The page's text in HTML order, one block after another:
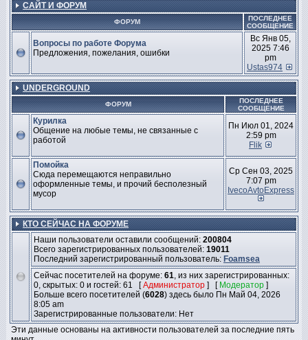
САЙТ И ФОРУМ
ФОРУМ
ПОСЛЕДНЕЕ
СООБЩЕНИЕ
Вопросы по работе Форума
Предложения, пожелания, ошибки
Вс Янв 05,
2025 7:46
pm
Ustas974
UNDERGROUND
ФОРУМ
ПОСЛЕДНЕЕ
СООБЩЕНИЕ
Курилка
Общение на любые темы, не связанные с
работой
Пн Июл 01, 2024
2:59 pm
Flik
Помойка
Сюда перемещаются неправильно
оформленные темы, и прочий бесполезный
мусор
Ср Сен 03, 2025
7:07 pm
IvecoAvtoExpress
КТО СЕЙЧАС НА ФОРУМЕ
Наши пользователи оставили сообщений: 200804
Всего зарегистрированных пользователей: 19011
Последний зарегистрированный пользователь: Foamsea
Сейчас посетителей на форуме: 61, из них зарегистрированных:
0, скрытых: 0 и гостей: 61 [Администратор ] [ Модератор ]
Больше всего посетителей (6028) здесь было Пн Май 04, 2026
8:05 am
Зарегистрированные пользователи: Нет
Эти данные основаны на активности пользователей за последние пять